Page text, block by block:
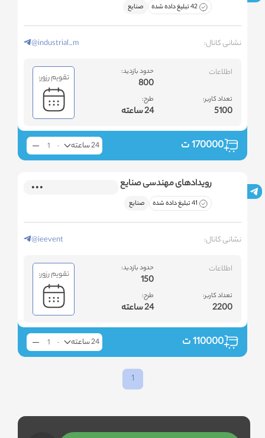
42 تبلیغ داده شده صنایع
نشانی کانال: @industrial_m
اطلاعات
تعداد کاربر:
5100
حدود بازدید:
800
طرح:
24 ساعته
تقویم رزور:
170000ت 24 ساعته
رویدادهای مهندسی صنایع
41 تبلیغ داده شده صنایع
نشانی کانال: @ieevent
اطلاعات
تعداد کاربر:
2200
حدود بازدید:
150
طرح:
24 ساعته
تقویم رزور:
110000ت 24 ساعته
1